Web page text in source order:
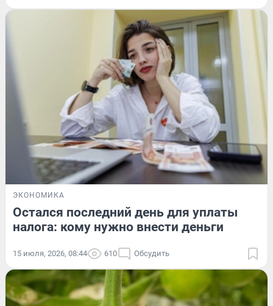
ЭКОНОМИКА
Остался последний день для уплаты
налога: кому нужно внести деньги
15 июля, 2026, 08:44 610 Обсудить